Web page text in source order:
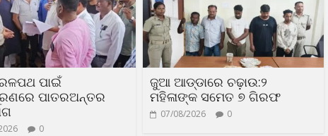
ପାଇଁ
ପାତରଅନ୍ତର
0
ଜୁଆ ଆଡ୍ଡାରେ ଚଢ଼ାଉ:୨
ମହିଳାଙ୍କ ସମେତ ୭ ଗିରଫ
07/08/2026 0